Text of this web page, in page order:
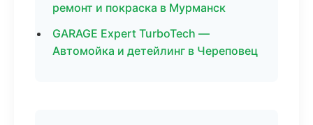
ремонт и покраска в Мурманск
GARAGE Expert TurboTech —
Автомойка и детейлинг в Череповец